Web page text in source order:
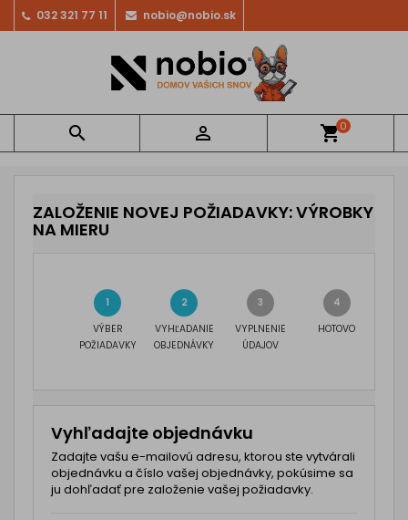
032 321 77 11 nobio@nobio.sk
  shopping_cart0
ZALOŽENIE NOVEJ POŽIADAVKY: VÝROBKY
NA MIERU
VÝBER
POŽIADAVKY
VYHĽADANIE
OBJEDNÁVKY
VYPLNENIE
ÚDAJOV
HOTOVO
Vyhľadajte objednávku
Zadajte vašu e-mailovú adresu, ktorou ste vytvárali
objednávku a číslo vašej objednávky, pokúsime sa
ju dohľadať pre založenie vašej požiadavky.